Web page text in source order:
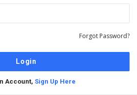
Forgot Password?
Account, Sign Up Here